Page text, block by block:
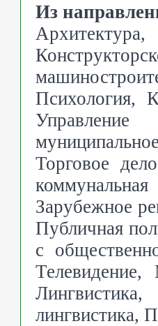
Из
Психология,
Торговое
Зарубежное
Публичная
с
лингвистика,